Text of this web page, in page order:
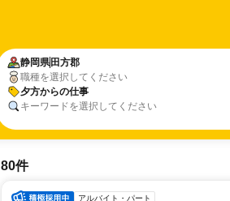
静岡県 田方郡
職種を選択してください
夕方からの仕事
キーワードを選択してください
80件
アルバイト・パート